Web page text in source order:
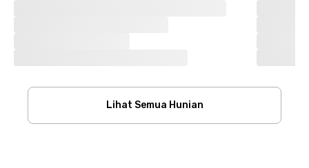
Lihat Semua Hunian